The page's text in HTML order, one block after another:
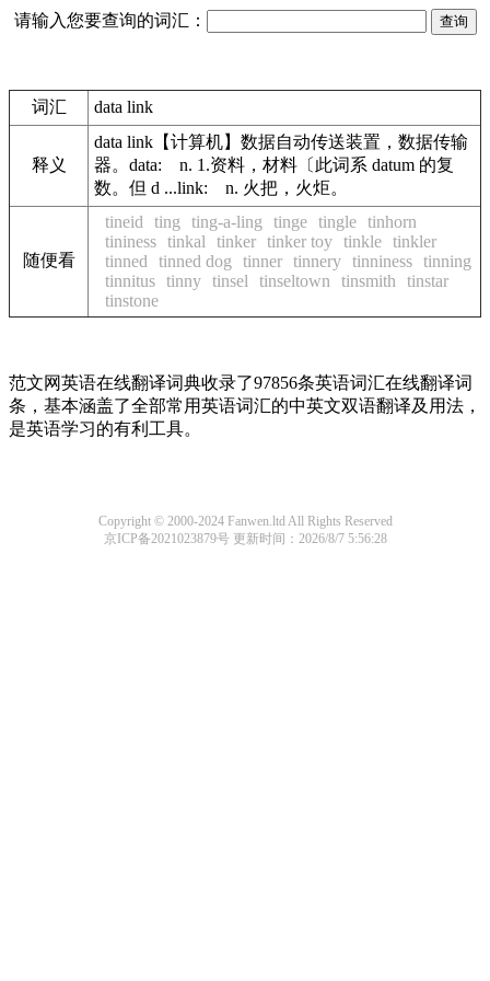
请输入您要查询的词汇：
词汇 data link
释义
data link【计算机】数据自动传送装置，数据传输
器。data: n. 1.资料，材料〔此词系 datum 的复
数。但 d ...link: n. 火把，火炬。
随便看
tineid ting ting-a-ling tinge tingle tinhorn
tininess tinkal tinker tinker toy tinkle tinkler
tinned
tinned dog tinner tinnery tinniness tinning
tinnitus tinny tinsel tinseltown tinsmith
tinstar
tinstone
范文网英语在线翻译词典收录了97856条英语词汇在线翻译词
条，基本涵盖了全部常用英语词汇的中英文双语翻译及用法，
是英语学习的有利工具。
Copyright © 2000-2024 Fanwen.ltd All Rights Reserved
京ICP备2021023879号更新时间：2026/8/7 5:56:28